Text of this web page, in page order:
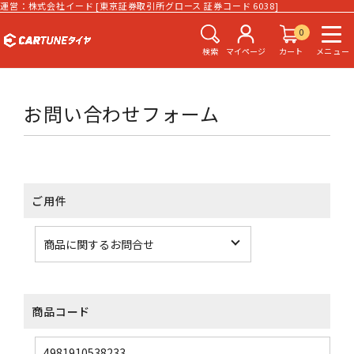
運営：株式会社イード [東京証券取引所グロース 証券コード 6038]
検索 マイページ
0
カート
メニュー
お問い合わせフォーム
ご用件
商品コード